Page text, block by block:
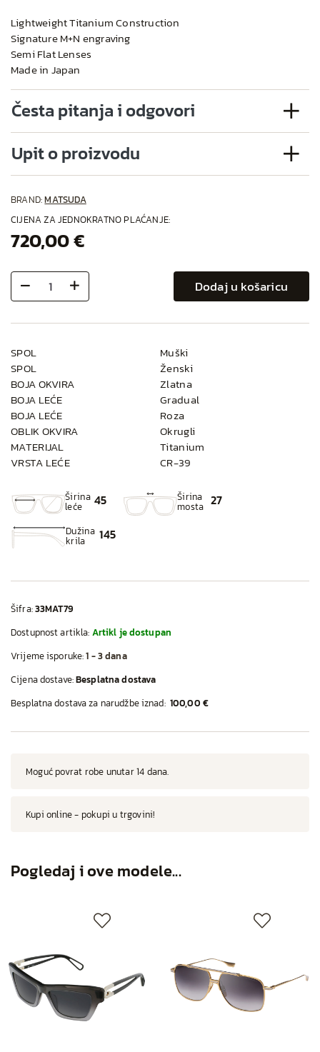
Lightweight Titanium Construction
Signature M+N engraving
Semi Flat Lenses
Made in Japan
Česta pitanja i odgovori
Upit o proizvodu
BRAND:MATSUDA
CIJENA ZA JEDNOKRATNO PLAĆANJE:
720,00 €
Dodaj u košaricu
SPOL
Muški
SPOL
Ženski
BOJA OKVIRA
Zlatna
BOJA LEĆE
Gradual
BOJA LEĆE
Roza
OBLIK OKVIRA
Okrugli
MATERIJAL
Titanium
VRSTA LEĆE
CR-39
Širina
leće 45 Širina
mosta 27
Dužina
krila 145
Šifra:33MAT79
Dostupnost artikla: Artikl je dostupan
Vrijeme isporuke:1 - 3 dana
Cijena dostave:Besplatna dostava
Besplatna dostava za narudžbe iznad: 100,00 €
Moguć povrat robe unutar 14 dana.
Kupi online - pokupi u trgovini!
Pogledaj i ove modele...